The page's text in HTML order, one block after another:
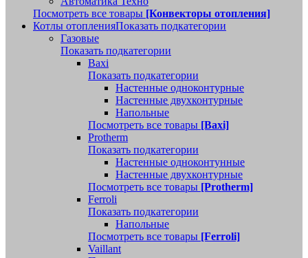
Посмотреть все товары [Конвекторы отопления]
Котлы отопленияПоказать подкатегории
Газовые
Показать подкатегории
Baxi
Показать подкатегории
Настенные одноконтурные
Настенные двухконтурные
Напольные
Посмотреть все товары [Baxi]
Protherm
Показать подкатегории
Настенные одноконтунные
Настенные двухконтурные
Посмотреть все товары [Protherm]
Ferroli
Показать подкатегории
Напольные
Посмотреть все товары [Ferroli]
Vaillant